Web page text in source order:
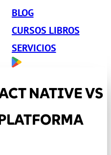
BLOG
CURSOS LIBROS
SERVICIOS
NATIVE VS